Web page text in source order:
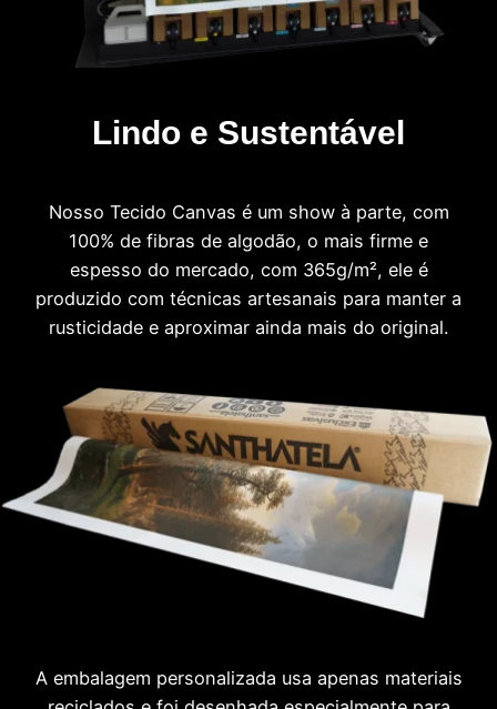
Lindo e Sustentável
Nosso Tecido Canvas é um show à parte, com
100% de fibras de algodão, o mais firme e
espesso do mercado, com 365g/m², ele é
produzido com técnicas artesanais para manter a
rusticidade e aproximar ainda mais do original.
A embalagem personalizada usa apenas materiais